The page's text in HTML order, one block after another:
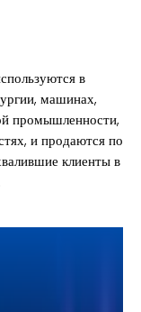
в
машинах,
промышленности,
и продаются по
клиенты в